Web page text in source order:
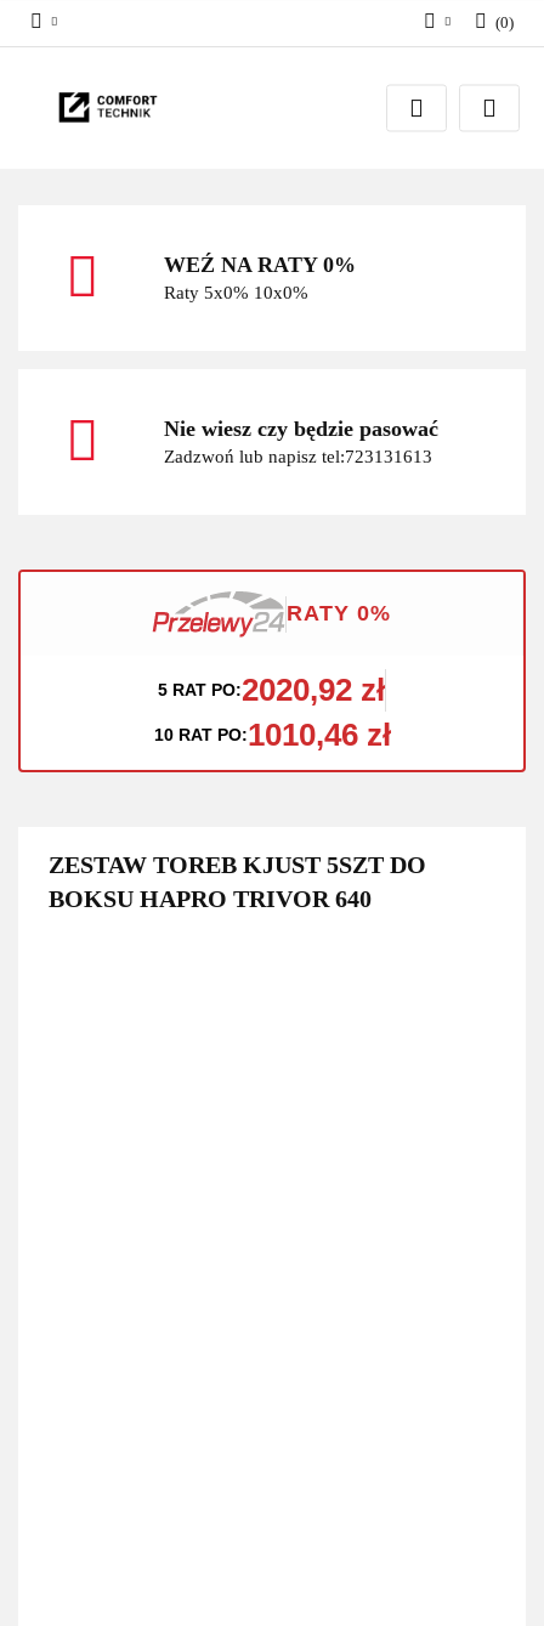
Zaloguj się
Zarejestruj się
(0)
WEŹ NA RATY 0%
Raty 5x0% 10x0%
Nie wiesz czy będzie pasować
Zadzwoń lub napisz tel:723131613
RATY 0%
5 RAT PO:2020,92 zł
10 RAT PO:1010,46 zł
ZESTAW TOREB KJUST 5SZT DO
BOKSU HAPRO TRIVOR 640